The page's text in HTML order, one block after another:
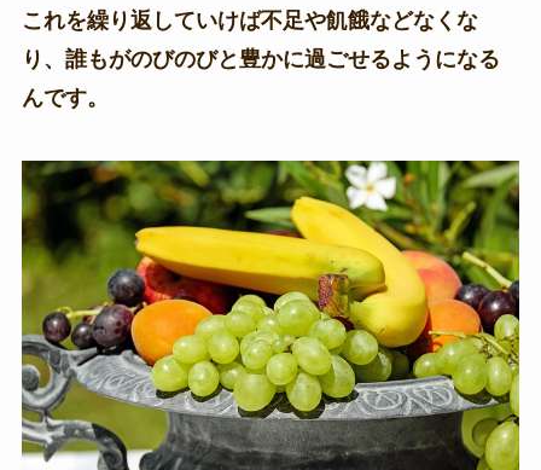
これを繰り返していけば不足や飢餓などなくな
り、誰もがのびのびと豊かに過ごせるようになる
んです。